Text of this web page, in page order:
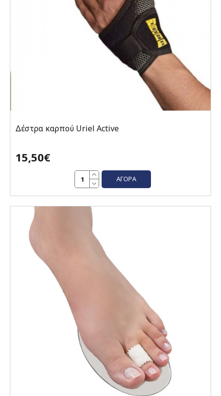
Δέστρα καρπού Uriel Active
15,50€
ΑΓΟΡΆ